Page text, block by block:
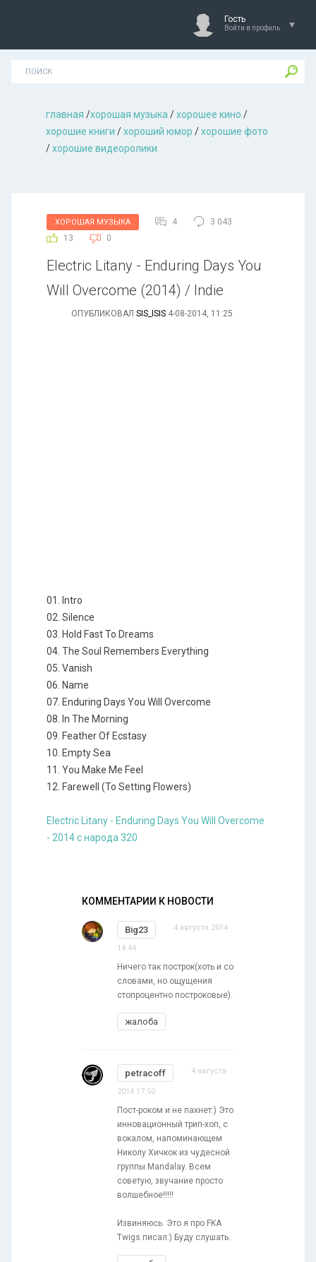
Гость
Войти в профиль
главная /хорошая музыкa /хорошее кино /
хорошие книги /хороший юмор /хорошие фото
/хорошие видеоролики
ХОРОШАЯ МУЗЫКА 4
3 043
13
0
Electric Litany - Enduring Days You
Will Overcome (2014) / Indie
ОПУБЛИКОВАЛ SIS_ISIS 4-08-2014, 11:25
01. Intro
02. Silence
03. Hold Fast To Dreams
04. The Soul Remembers Everything
05. Vanish
06. Name
07. Enduring Days You Will Overcome
08. In The Morning
09. Feather Of Ecstasy
10. Empty Sea
11. You Make Me Feel
12. Farewell (To Setting Flowers)
Electric Litany - Enduring Days You Will Overcome
- 2014 с народа 320
КОММЕНТАРИИ К НОВОСТИ
Big23 4 августа 2014
14:44
Ничего так построк(хоть и со
словами, но ощущения
стопроцентно построковые).
жалоба
petracoff 4 августа
2014 17:50
Пост-роком и не пахнет:) Это
инновационный трип-хоп, с
вокалом, напоминающем
Николу Хичкок из чудесной
группы Mandalay. Всем
советую, звучание просто
волшебное!!!!!
Извиняюсь. Это я про FKA
Twigs писал:) Буду слушать.